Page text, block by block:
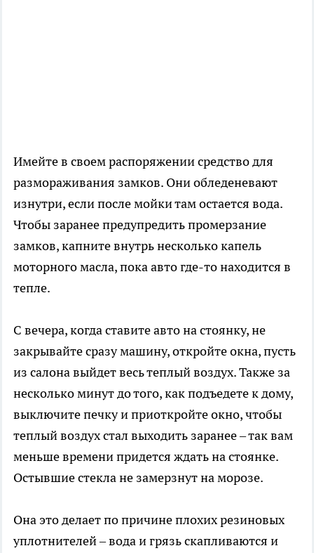
Имейте в своем распоряжении средство для
размораживания замков. Они обледеневают
изнутри, если после мойки там остается вода.
Чтобы заранее предупредить промерзание
замков, капните внутрь несколько капель
моторного масла, пока авто где-то находится в
тепле.
С вечера, когда ставите авто на стоянку, не
закрывайте сразу машину, откройте окна, пусть
из салона выйдет весь теплый воздух. Также за
несколько минут до того, как подъедете к дому,
выключите печку и приоткройте окно, чтобы
теплый воздух стал выходить заранее – так вам
меньше времени придется ждать на стоянке.
Остывшие стекла не замерзнут на морозе.
Она это делает по причине плохих резиновых
уплотнителей – вода и грязь скапливаются и